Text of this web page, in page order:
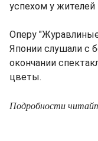
успехом у
Оперу
Японии слушали с
окончании
цветы.
Подробности